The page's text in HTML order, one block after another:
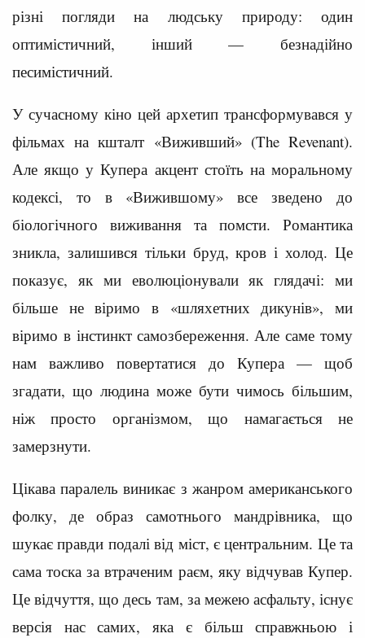
різні погляди на людську природу: один
оптимістичний, інший — безнадійно
песимістичний.
У сучасному кіно цей архетип трансформувався у
фільмах на кшталт «Виживший» (The Revenant).
Але якщо у Купера акцент стоїть на моральному
кодексі, то в «Вижившому» все зведено до
біологічного виживання та помсти. Романтика
зникла, залишився тільки бруд, кров і холод. Це
показує, як ми еволюціонували як глядачі: ми
більше не віримо в «шляхетних дикунів», ми
віримо в інстинкт самозбереження. Але саме тому
нам важливо повертатися до Купера — щоб
згадати, що людина може бути чимось більшим,
ніж просто організмом, що намагається не
замерзнути.
Цікава паралель виникає з жанром американського
фолку, де образ самотнього мандрівника, що
шукає правди подалі від міст, є центральним. Це та
сама тоска за втраченим раєм, яку відчував Купер.
Це відчуття, що десь там, за межею асфальту, існує
версія нас самих, яка є більш справжньою і